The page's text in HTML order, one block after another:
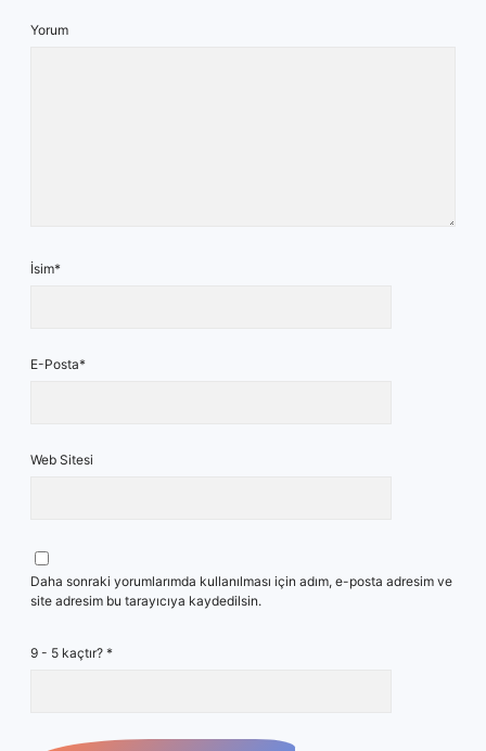
Yorum
İsim*
E-Posta*
Web Sitesi
Daha sonraki yorumlarımda kullanılması için adım, e-posta adresim ve
site adresim bu tarayıcıya kaydedilsin.
9 - 5 kaçtır? *